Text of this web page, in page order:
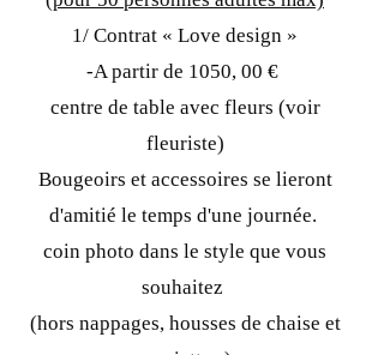
​1/ Contrat « Love design »
-A partir de 1050, 00 €
centre de table avec fleurs (voir
fleuriste)
Bougeoirs et accessoires se lieront
d'amitié le temps d'une journée.
coin photo dans le style que vous
souhaitez
(hors nappages, housses de chaise et